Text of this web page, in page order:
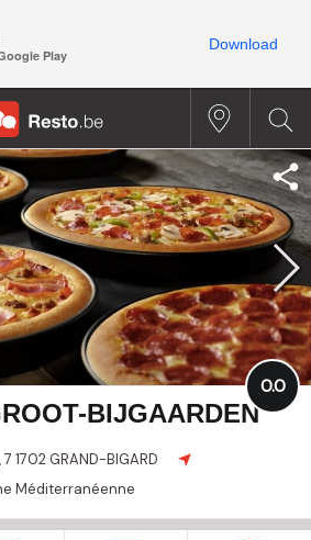
BIJGAARDEN
1702 GRAND-BIGARD
0.0
Méditerranéenne
Play
Download